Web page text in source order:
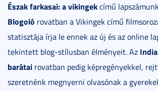
Észak farkasai: a vikingekcímű
Blogoló rovatban a Vikingek című
statisztája írja le ennek az új és az online
tekintett blog-stílusban élményeit. Az
barátai rovatban pedig képregényekkel,
szeretnénk megnyerni olvasónak a